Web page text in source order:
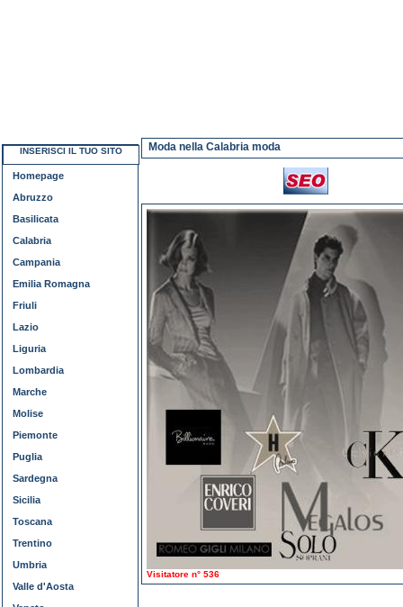
Moda nella Calabria moda
Visitatore n° 536
INSERISCI IL TUO SITO
Homepage
Abruzzo
Basilicata
Calabria
Campania
Emilia Romagna
Friuli
Lazio
Liguria
Lombardia
Marche
Molise
Piemonte
Puglia
Sardegna
Sicilia
Toscana
Trentino
Umbria
Valle d'Aosta